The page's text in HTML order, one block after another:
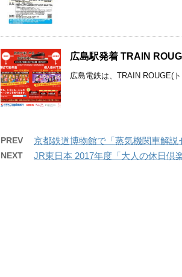
広島駅発着 TRAIN
広島電鉄は、TRAIN ROUGE(
PREV 京都鉄道博物館で「蒸気機関車解
NEXT JR東日本 2017年度「大人の休日倶